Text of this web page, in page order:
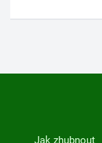
Jak zhubnout